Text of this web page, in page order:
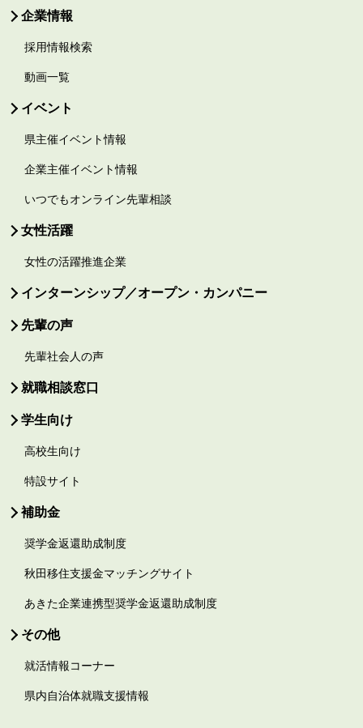
企業情報
採用情報検索
動画一覧
イベント
県主催イベント情報
企業主催イベント情報
いつでもオンライン先輩相談
女性活躍
女性の活躍推進企業
インターンシップ／オープン・カンパニー
先輩の声
先輩社会人の声
就職相談窓口
学生向け
高校生向け
特設サイト
補助金
奨学金返還助成制度
秋田移住支援金マッチングサイト
あきた企業連携型奨学金返還助成制度
その他
就活情報コーナー
県内自治体就職支援情報